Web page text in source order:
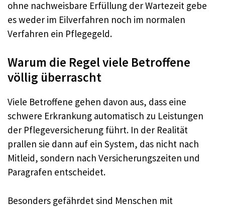
ohne nachweisbare Erfüllung der Wartezeit gebe
es weder im Eilverfahren noch im normalen
Verfahren ein Pflegegeld.
Warum die Regel viele Betroffene
völlig überrascht
Viele Betroffene gehen davon aus, dass eine
schwere Erkrankung automatisch zu Leistungen
der Pflegeversicherung führt. In der Realität
prallen sie dann auf ein System, das nicht nach
Mitleid, sondern nach Versicherungszeiten und
Paragrafen entscheidet.
Besonders gefährdet sind Menschen mit